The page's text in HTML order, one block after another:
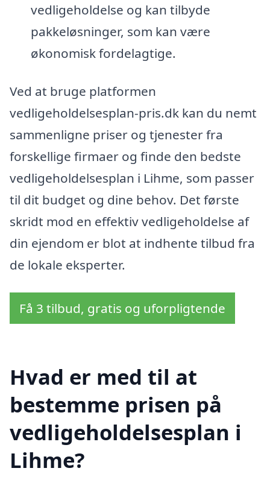
vedligeholdelse og kan tilbyde
pakkeløsninger, som kan være
økonomisk fordelagtige.
Ved at bruge platformen
vedligeholdelsesplan-pris.dk kan du nemt
sammenligne priser og tjenester fra
forskellige firmaer og finde den bedste
vedligeholdelsesplan i Lihme, som passer
til dit budget og dine behov. Det første
skridt mod en effektiv vedligeholdelse af
din ejendom er blot at indhente tilbud fra
de lokale eksperter.
Få 3 tilbud, gratis og uforpligtende
Hvad er med til at
bestemme prisen på
vedligeholdelsesplan i
Lihme?